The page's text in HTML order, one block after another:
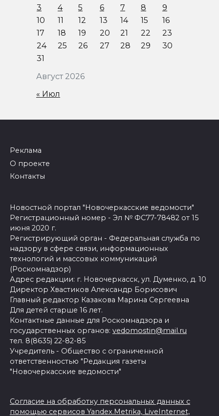
Август 2026
3
4 5 6 7 8
9
10
11 12 13 14 15
16
17
18 19 20 21 22
23
24
25 26 27 28 29
30
31
« Июл
Реклама
О проекте
Контакты
Новостной портал "Новочеркасские ведомости"
Регистрационный номер - Эл № ФС77-78482 от 15
июня 2020 г.
Регистрирующий орган - Федеральная служба по
надзору в сфере связи, информационных
технологий и массовых коммуникаций
(Роскомнадзор)
Адрес редакции: г. Новочеркасск, ул. Думенко, д. 10
Директор Хвастиков Александр Борисович
Главный редактор Казакова Марина Сергеевна
Для детей старше 16 лет.
Контактные данные для Роскомнадзора и
государственных органов: vedomostin@mail.ru
тел. 8(8635) 22-82-85
Учредитель - Общество с ограниченной
ответственностью "Редакция газеты
"Новочеркасские ведомости"
Согласие на обработку персональных данных с
помощью сервисов Yandex.Metrika, LiveInternet,